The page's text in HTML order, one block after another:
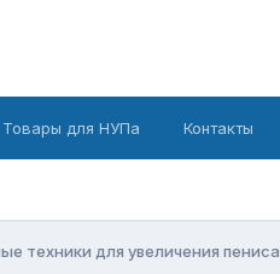
Товары для НУПа Контакты
техники для увеличения пениса